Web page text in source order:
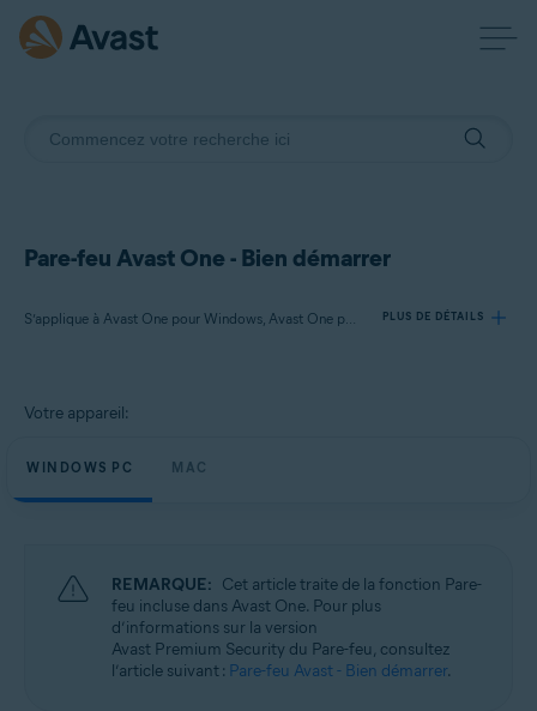
Pare-feu Avast One - Bien démarrer
S’applique à Avast One pour Windows, Avast One pour Mac PLUS DE DÉTAILS
Produits:
Avast One 24.x pour Mac
Microsoft Windows 8.1/Professionnel/Entreprise (32/64 bits)
Microsoft Windows 8/Professionnel/Entreprise (32/64 bits)
Microsoft Windows 7 Édition Familiale Basique/Édition Familiale
Premium/Professionnel/Entreprise/Édition Intégrale - Service Pack 1
avec mise à jour cumulative de commodité (32/64 bits)
Votre appareil:
WINDOWS PC MAC
REMARQUE: Cet article traite de la fonction Pare-
feu incluse dans Avast One. Pour plus
d’informations sur la version
Avast Premium Security du Pare-feu, consultez
l’article suivant : Pare-feu Avast - Bien démarrer.